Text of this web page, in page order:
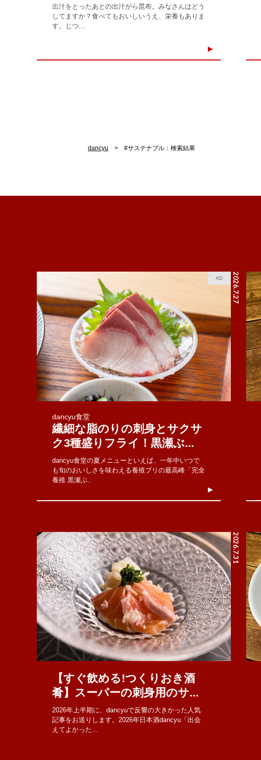
出汁をとったあとの出汁がら昆布。みなさんはどう
してますか？食べてもおいしいうえ、栄養もありま
す。じつ...
dancyu #サステナブル：検索結果
2026.7.27
AD
dancyu食堂
繊細な脂のりの刺身とサクサ
ク3種盛りフライ！黒瀬ぶ...
dancyu食堂の夏メニューといえば、一年中いつで
も旬のおいしさを味わえる養殖ブリの最高峰「完全
養殖 黒瀬ぶ..
2026.7.31
【すぐ飲める!つくりおき酒
肴】スーパーの刺身用のサ...
2026年上半期に、dancyuで反響の大きかった人気
記事をお送りします。2026年日本酒dancyu「出会
えてよかった...